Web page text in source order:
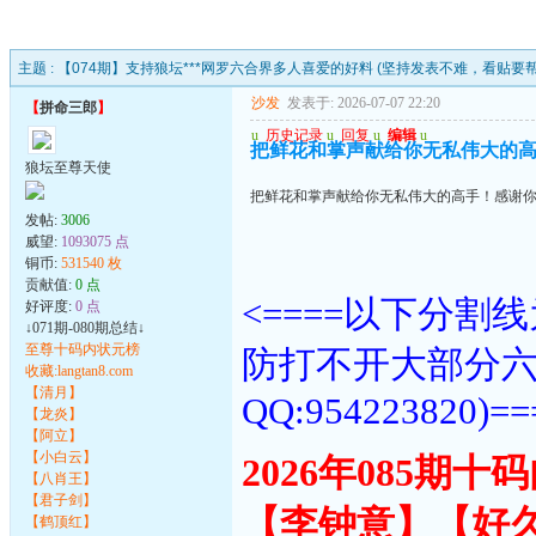
主题 : 【074期】支持狼坛***网罗六合界多人喜爱的好料 (坚持发表不难，看贴要
【拼命三郎】
狼坛至尊天使
发帖: 3006
威望: 1093075 点
铜币: 531540 枚
贡献值: 0 点
好评度: 0 点
↓071期-080期总结↓
至尊十码内状元榜
收藏:langtan8.com
【清月】
【龙炎】
【阿立】
【小白云】
【八肖王】
【君子剑】
【鹤顶红】
沙发 发表于: 2026-07-07 22:20
u 历史记录 u 回复 u 编辑 u
把鲜花和掌声献给你无私伟大的
把鲜花和掌声献给你无私伟大的高手！感谢
<====以下分割
防打不开大部分
2026年085期十
【李钟意】【